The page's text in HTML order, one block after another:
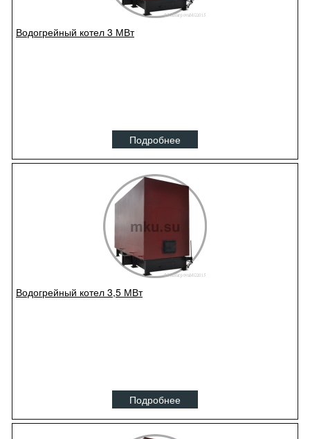
Водогрейный котел 3 МВт
Подробнее
Водогрейный котел 3,5 МВт
Подробнее